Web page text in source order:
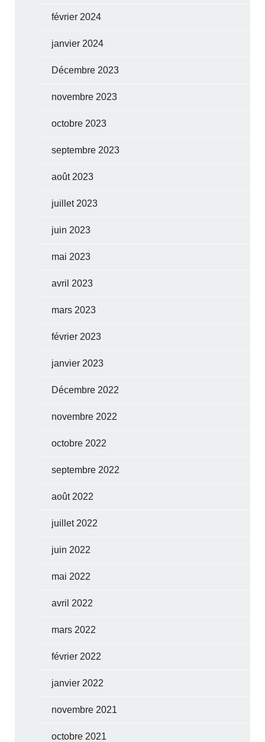
février 2024
janvier 2024
Décembre 2023
novembre 2023
octobre 2023
septembre 2023
août 2023
juillet 2023
juin 2023
mai 2023
avril 2023
mars 2023
février 2023
janvier 2023
Décembre 2022
novembre 2022
octobre 2022
septembre 2022
août 2022
juillet 2022
juin 2022
mai 2022
avril 2022
mars 2022
février 2022
janvier 2022
novembre 2021
octobre 2021